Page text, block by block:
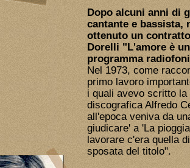
Dopo alcuni anni di
cantante e bassista,
ottenuto un
Dorelli "L'amore è
programma
Nel 1973, come
primo lavoro
i quali avevo scritto
discografica Alfredo
all'epoca veniva da
giudicare' a 'La
lavorare c'era quella
sposata del titolo".